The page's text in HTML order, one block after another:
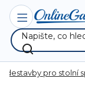
Přejít
obsah
pro stolní